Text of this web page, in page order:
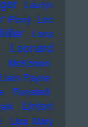
Lauryn
Perry Lee
Lena
Leonard
McKeown
Liam Payne
Ronstadt
Linton
Lisa Mary